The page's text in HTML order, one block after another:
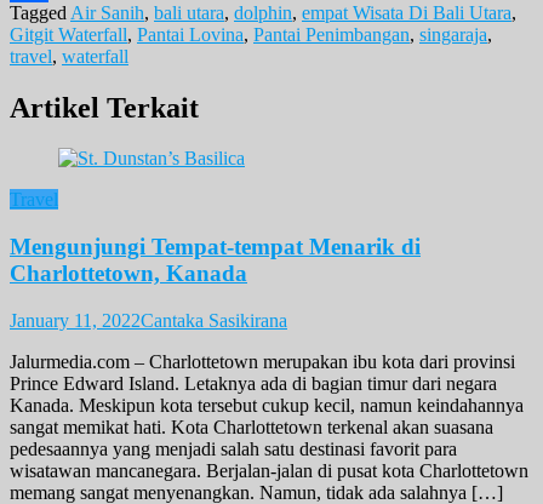
Share
Tagged Air Sanih, bali utara, dolphin, empat Wisata Di Bali Utara,
Gitgit Waterfall, Pantai Lovina, Pantai Penimbangan, singaraja,
travel, waterfall
Artikel Terkait
Travel
Mengunjungi Tempat-tempat Menarik di
Charlottetown, Kanada
January 11, 2022Cantaka Sasikirana
Jalurmedia.com – Charlottetown merupakan ibu kota dari provinsi
Prince Edward Island. Letaknya ada di bagian timur dari negara
Kanada. Meskipun kota tersebut cukup kecil, namun keindahannya
sangat memikat hati. Kota Charlottetown terkenal akan suasana
pedesaannya yang menjadi salah satu destinasi favorit para
wisatawan mancanegara. Berjalan-jalan di pusat kota Charlottetown
memang sangat menyenangkan. Namun, tidak ada salahnya […]